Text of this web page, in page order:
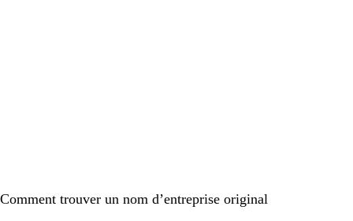
Comment trouver un nom d’entreprise original